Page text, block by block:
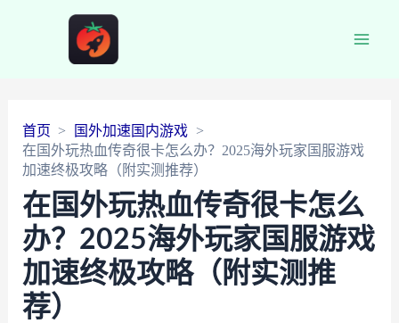
首页
国外加速国内游戏
在国外玩热血传奇很卡怎么办？2025海外玩家国服游戏
加速终极攻略（附实测推荐）
在国外玩热血传奇很卡怎么
办？2025海外玩家国服游戏
加速终极攻略（附实测推
荐）